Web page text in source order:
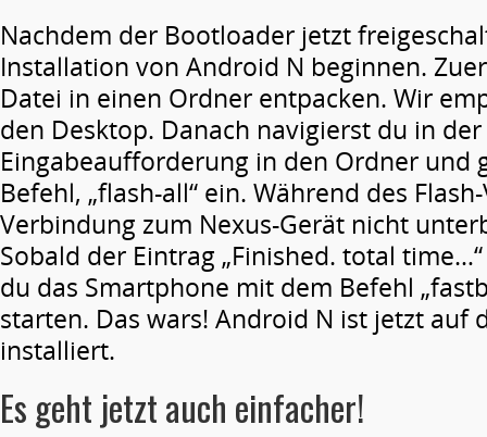
Nachdem der Bootloader jetzt
Installation von Android N beginnen.
Datei in einen Ordner entpacken. Wir
den Desktop. Danach navigierst du in der
Eingabeaufforderung in den Ordner und
Befehl, „flash-all“ ein. Während des
Verbindung zum Nexus-Gerät nicht
Sobald der Eintrag „Finished. total
du das Smartphone mit dem Befehl
starten. Das wars! Android N ist jetzt auf
installiert.
Es geht jetzt auch einfacher!